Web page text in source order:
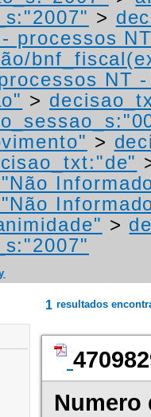
>
processos
NT
>
>
>
1 resultados
Numero